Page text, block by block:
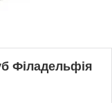
Філадельфія